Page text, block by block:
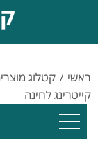
ראשי / קטלוג
קייטרינג לחינה